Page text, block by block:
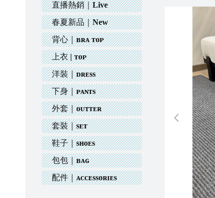
直播熱銷｜Live
春夏新品｜New
背心｜ʙʀᴀ ᴛᴏᴘ
上衣 | ᴛᴏᴘ
洋裝｜ᴅʀᴇss
下身｜ᴘᴀɴᴛs
外套｜ᴏᴜᴛᴛᴇʀ
套裝｜sᴇᴛ
鞋子｜sʜᴏᴇs
包包｜ʙᴀɢ
配件｜ᴀᴄᴄᴇssᴏʀɪᴇs